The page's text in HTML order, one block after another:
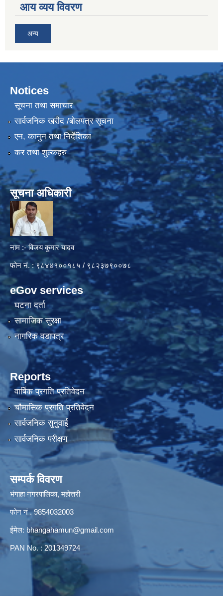
आय व्यय विवरण
अन्य
Notices
सूचना तथा समाचार
सार्वजनिक खरीद /बोलपत्र सूचना
एन, कानुन तथा निर्देशिका
कर तथा शुल्कहरु
सूचना अधिकारी
नाम :- विजय कुमार यादव
फोन नं. : ९८४४१००१८५ / ९८२३७९००७८
eGov services
घटना दर्ता
सामाजिक सुरक्षा
नागरिक वडापत्र
Reports
वार्षिक प्रगति प्रतिवेदन
चौमासिक प्रगति प्रतिवेदन
सार्वजनिक सुनुवाई
सार्वजनिक परीक्षण
सम्पर्क विवरण
भंगाहा नगरपालिका, महोत्तरी
फोन नं . 9854032003
ईमेल: bhangahamun@gmail.com
PAN No. : 201349724